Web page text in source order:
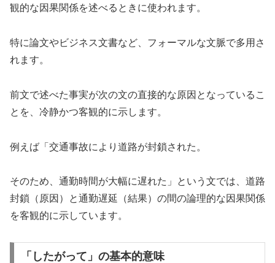
観的な因果関係を述べるときに使われます。
特に論文やビジネス文書など、フォーマルな文脈で多用さ
れます。
前文で述べた事実が次の文の直接的な原因となっているこ
とを、冷静かつ客観的に示します。
例えば「交通事故により道路が封鎖された。
そのため、通勤時間が大幅に遅れた」という文では、道路
封鎖（原因）と通勤遅延（結果）の間の論理的な因果関係
を客観的に示しています。
「したがって」の基本的意味